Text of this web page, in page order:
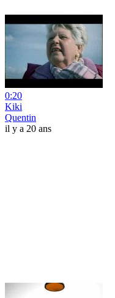
0:20
Kiki
Quentin
il y a 20 ans